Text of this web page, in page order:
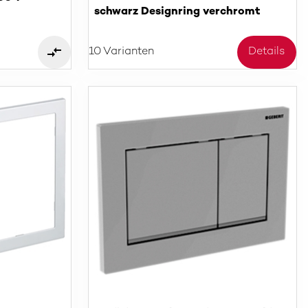
schwarz Designring verchromt
10 Varianten Details